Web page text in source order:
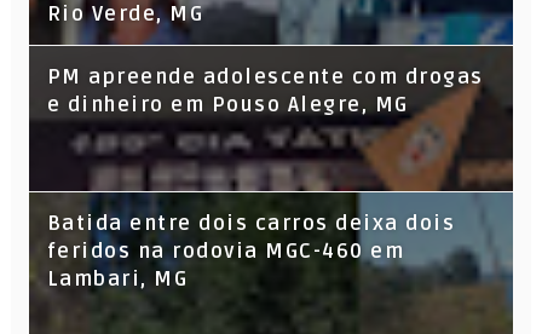
Rio Verde, MG
PM apreende adolescente com drogas
e dinheiro em Pouso Alegre, MG
Batida entre dois carros deixa dois
feridos na rodovia MGC-460 em
Lambari, MG